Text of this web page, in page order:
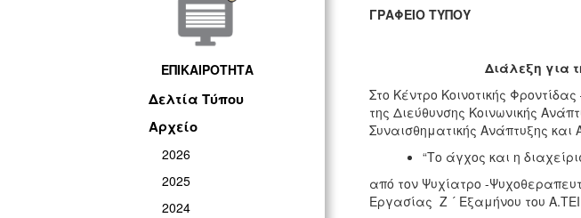
ΕΠΙΚΑΙΡΟΤΗΤΑ
Δελτία Τύπου
Αρχείο
2026
2025
2024
ΓΡΑΦΕΙΟ ΤΥΠΟΥ
Διάλεξη για
Στο Κέντρο Κοινοτικής
της Διεύθυνσης Κοινωνικής
Συναισθηματικής Ανάπτυξης
“Το άγχος και η
από τον Ψυχίατρο -
Εργασίας Ζ ´ Εξαμήνου του